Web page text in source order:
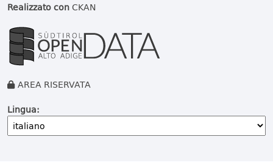
Realizzato conCKAN
AREA RISERVATA
Lingua